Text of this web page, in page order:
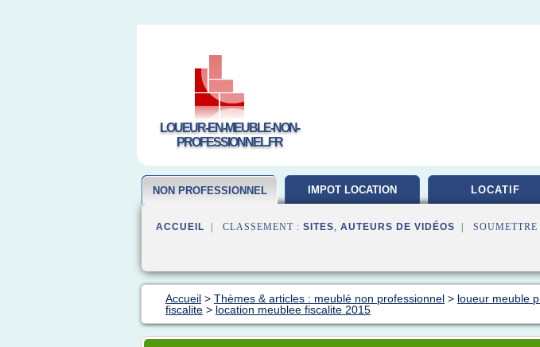
LOUEUR-EN-MEUBLE-NON-
PROFESSIONNEL.FR
NON PROFESSIONNEL IMPOT LOCATION LOCATIF
ACCUEIL | CLASSEMENT : SITES, AUTEURS DE VIDÉOS | SOUMETTRE
Accueil > Thèmes & articles : meublé non professionnel > loueur meuble
fiscalite > location meublee fiscalite 2015